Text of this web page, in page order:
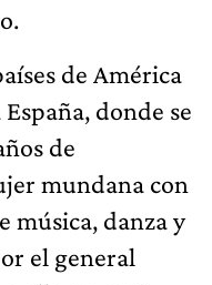
de América
donde se
de
mundana con
música, danza y
el general